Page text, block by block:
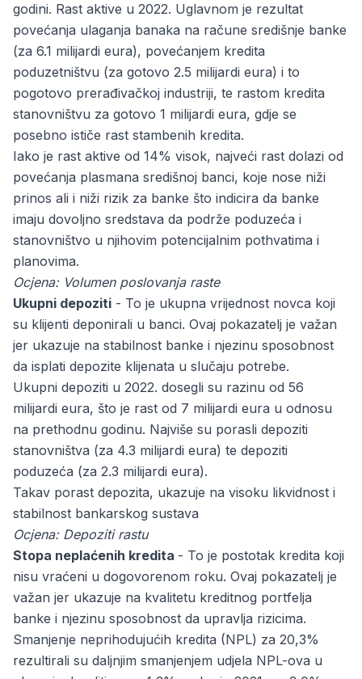
godini. Rast aktive u 2022. Uglavnom je rezultat
povećanja ulaganja banaka na račune središnje banke
(za 6.1 milijardi eura), povećanjem kredita
poduzetništvu (za gotovo 2.5 milijardi eura) i to
pogotovo prerađivačkoj industriji, te rastom kredita
stanovništvu za gotovo 1 milijardi eura, gdje se
posebno ističe rast stambenih kredita.
Iako je rast aktive od 14% visok, najveći rast dolazi od
povećanja plasmana središnoj banci, koje nose niži
prinos ali i niži rizik za banke što indicira da banke
imaju dovoljno sredstava da podrže poduzeća i
stanovništvo u njihovim potencijalnim pothvatima i
planovima.
Ocjena: Volumen poslovanja raste
Ukupni depoziti - To je ukupna vrijednost novca koji
su klijenti deponirali u banci. Ovaj pokazatelj je važan
jer ukazuje na stabilnost banke i njezinu sposobnost
da isplati depozite klijenata u slučaju potrebe.
Ukupni depoziti u 2022. dosegli su razinu od 56
milijardi eura, što je rast od 7 milijardi eura u odnosu
na prethodnu godinu. Najviše su porasli depoziti
stanovništva (za 4.3 milijardi eura) te depoziti
poduzeća (za 2.3 milijardi eura).
Takav porast depozita, ukazuje na visoku likvidnost i
stabilnost bankarskog sustava
Ocjena: Depoziti rastu
Stopa neplaćenih kredita - To je postotak kredita koji
nisu vraćeni u dogovorenom roku. Ovaj pokazatelj je
važan jer ukazuje na kvalitetu kreditnog portfelja
banke i njezinu sposobnost da upravlja rizicima.
Smanjenje neprihodujućih kredita (NPL) za 20,3%
rezultirali su daljnjim smanjenjem udjela NPL-ova u